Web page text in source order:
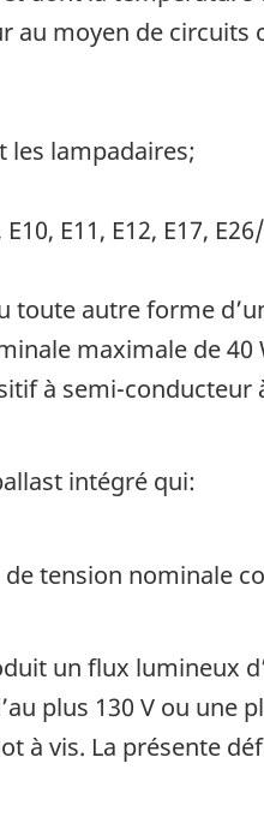
au moyen de circuits
les lampadaires;
E11, E12, E17,
toute autre forme
maximale de 40
à semi-conducteur
intégré qui:
de tension nominale
un flux lumineux
plus 130 V ou une
à vis. La présente